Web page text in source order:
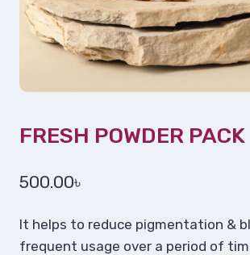
FRESH POWDER PACK
500.00৳
It helps to reduce pigmentation &
frequent usage over a period of